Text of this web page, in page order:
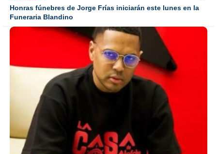
Honras fúnebres de Jorge Frías iniciarán este lunes en la
Funeraria Blandino